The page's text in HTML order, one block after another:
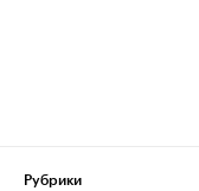
Рубрики